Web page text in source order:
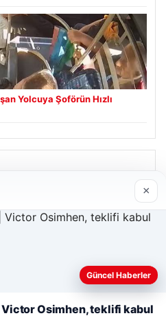
Yolcuya Şoförün Hızlı
daha iyi anlayabilmek,
×
Güncel Haberler
Victor Osimhen, teklifi kabul